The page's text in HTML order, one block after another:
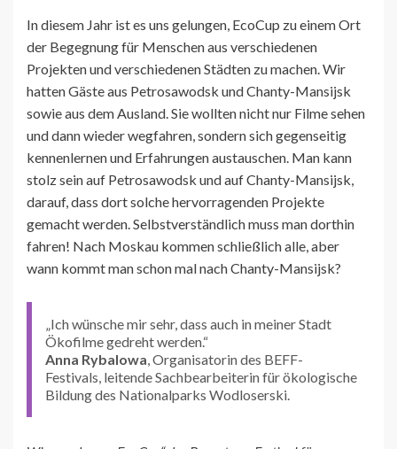
In diesem Jahr ist es uns gelungen, EcoCup zu einem Ort
der Begegnung für Menschen aus verschiedenen
Projekten und verschiedenen Städten zu machen. Wir
hatten Gäste aus Petrosawodsk und Chanty-Mansijsk
sowie aus dem Ausland. Sie wollten nicht nur Filme sehen
und dann wieder wegfahren, sondern sich gegenseitig
kennenlernen und Erfahrungen austauschen. Man kann
stolz sein auf Petrosawodsk und auf Chanty-Mansijsk,
darauf, dass dort solche hervorragenden Projekte
gemacht werden. Selbstverständlich muss man dorthin
fahren! Nach Moskau kommen schließlich alle, aber
wann kommt man schon mal nach Chanty-Mansijsk?
„Ich wünsche mir sehr, dass auch in meiner Stadt
Ökofilme gedreht werden.“
Anna Rybalowa, Organisatorin des BEFF-
Festivals, leitende Sachbearbeiterin für ökologische
Bildung des Nationalparks Wodloserski.